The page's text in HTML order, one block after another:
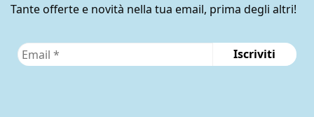
Tante offerte e novità nella tua email, prima degli altri!